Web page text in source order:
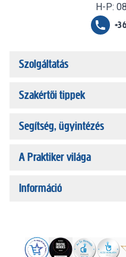
H-P:
Szolgáltatás
Szakértői tippek
Segítség, ügyintézés
A Praktiker világa
Információ